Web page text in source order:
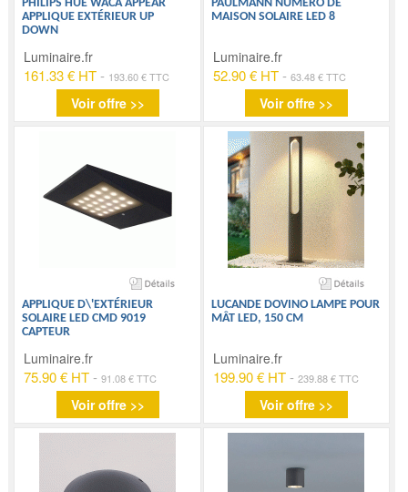
PHILIPS HUE WACA APPEAR
APPLIQUE EXTÉRIEUR UP
DOWN
Luminaire.fr
161.33 € HT - 193.60 € TTC
Voir offre >>
PAULMANN NUMÉRO DE
MAISON SOLAIRE LED 8
Luminaire.fr
52.90 € HT- 63.48 € TTC
Voir offre >>
APPLIQUE D\'EXTÉRIEUR
SOLAIRE LED CMD 9019
CAPTEUR
Luminaire.fr
75.90 € HT -91.08 € TTC
Voir offre >>
LUCANDE DOVINO LAMPE POUR
MÂT LED, 150 CM
Luminaire.fr
199.90 € HT- 239.88 € TTC
Voir offre >>